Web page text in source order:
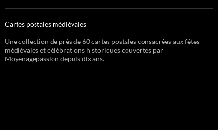
Cartes postales médiévales
Une collection de près de 60 cartes postales consacrées aux fêtes
médiévales et célébrations historiques couvertes par
Moyenagepassion depuis dix ans.